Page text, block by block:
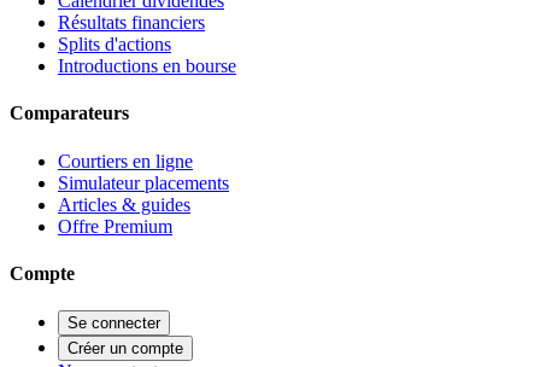
Résultats financiers
Splits d'actions
Introductions en bourse
Comparateurs
Courtiers en ligne
Simulateur placements
Articles & guides
Offre Premium
Compte
Se connecter
Créer un compte